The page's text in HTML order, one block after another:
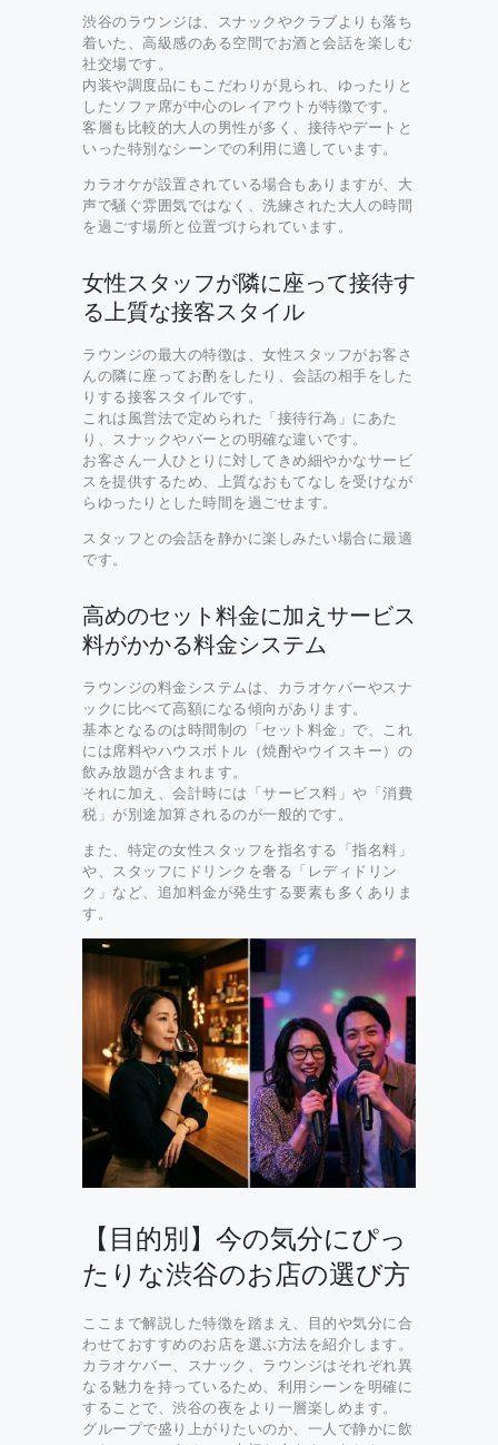
渋谷のラウンジは、スナックやクラブよりも落ち
着いた、高級感のある空間でお酒と会話を楽しむ
社交場です。
内装や調度品にもこだわりが見られ、ゆったりと
したソファ席が中心のレイアウトが特徴です。
客層も比較的大人の男性が多く、接待やデートと
いった特別なシーンでの利用に適しています。
カラオケが設置されている場合もありますが、大
声で騒ぐ雰囲気ではなく、洗練された大人の時間
を過ごす場所と位置づけられています。
女性スタッフが隣に座って接待す
る上質な接客スタイル
ラウンジの最大の特徴は、女性スタッフがお客さ
んの隣に座ってお酌をしたり、会話の相手をした
りする接客スタイルです。
これは風営法で定められた「接待行為」にあた
り、スナックやバーとの明確な違いです。
お客さん一人ひとりに対してきめ細やかなサービ
スを提供するため、上質なおもてなしを受けなが
らゆったりとした時間を過ごせます。
スタッフとの会話を静かに楽しみたい場合に最適
です。
高めのセット料金に加えサービス
料がかかる料金システム
ラウンジの料金システムは、カラオケバーやスナ
ックに比べて高額になる傾向があります。
基本となるのは時間制の「セット料金」で、これ
には席料やハウスボトル（焼酎やウイスキー）の
飲み放題が含まれます。
それに加え、会計時には「サービス料」や「消費
税」が別途加算されるのが一般的です。
また、特定の女性スタッフを指名する「指名料」
や、スタッフにドリンクを奢る「レディドリン
ク」など、追加料金が発生する要素も多くありま
す。
【目的別】今の気分にぴっ
たりな渋谷のお店の選び方
ここまで解説した特徴を踏まえ、目的や気分に合
わせておすすめのお店を選ぶ方法を紹介します。
カラオケバー、スナック、ラウンジはそれぞれ異
なる魅力を持っているため、利用シーンを明確に
することで、渋谷の夜をより一層楽しめます。
グループで盛り上がりたいのか、一人で静かに飲